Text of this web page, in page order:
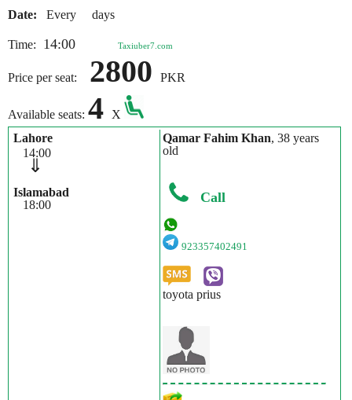
Date: Every days
Time: 14:00 Taxiuber7.com
Price per seat: 2800 PKR
Available seats: 4
X
Lahore
14:00
⇓
Islamabad
18:00
Qamar Fahim Khan, 38 years
old
Call
923357402491
toyota prius